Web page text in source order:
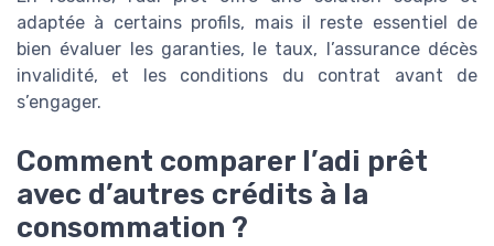
adaptée à certains profils, mais il reste essentiel de
bien évaluer les garanties, le taux, l’assurance décès
invalidité, et les conditions du contrat avant de
s’engager.
Comment comparer l’adi prêt
avec d’autres crédits à la
consommation ?